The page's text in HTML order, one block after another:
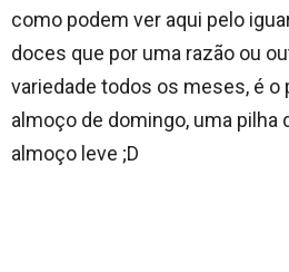
como podem ver aqui pelo
doces que por uma razão ou
variedade todos os meses, é o
almoço de domingo, uma pilha
almoço leve ;D